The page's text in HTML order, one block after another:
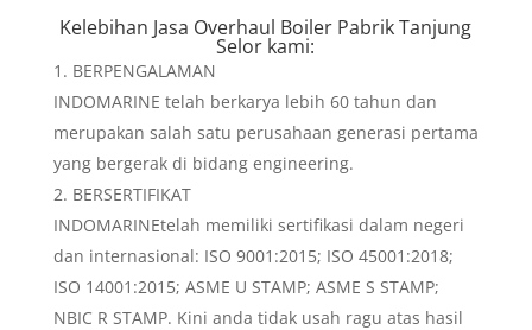
Kelebihan Jasa Overhaul Boiler Pabrik Tanjung
Selor kami:
BERPENGALAMAN
INDOMARINE telah berkarya lebih 60 tahun dan
merupakan salah satu perusahaan generasi pertama
yang bergerak di bidang engineering.
BERSERTIFIKAT
INDOMARINEtelah memiliki sertifikasi dalam negeri
dan internasional: ISO 9001:2015; ISO 45001:2018;
ISO 14001:2015; ASME U STAMP; ASME S STAMP;
NBIC R STAMP. Kini anda tidak usah ragu atas hasil